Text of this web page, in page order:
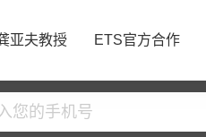
亚夫教授 ETS官方合作